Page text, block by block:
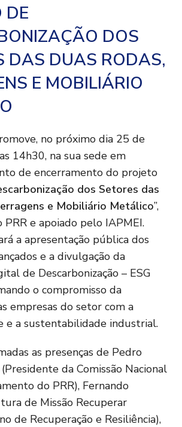
DE
DOS
DAS DUAS RODAS,
E MOBILIÁRIO
no próximo dia 25 de
14h30, na sua sede em
de encerramento do projeto
dos Setores das
e Mobiliário Metálico”,
PRR e apoiado pelo IAPMEI.
a apresentação pública dos
e a divulgação da
de Descarbonização – ESG
o compromisso da
empresas do setor com a
e a sustentabilidade industrial.
as presenças de Pedro
da Comissão Nacional
do PRR), Fernando
de Missão Recuperar
de Recuperação e Resiliência),